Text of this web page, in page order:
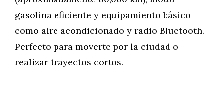
gasolina eficiente y equipamiento básico
como aire acondicionado y radio Bluetooth.
Perfecto para moverte por la ciudad o
realizar trayectos cortos.